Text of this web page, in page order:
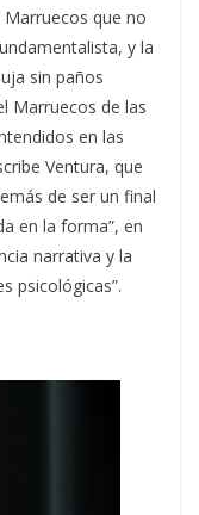
que no
y la
sin paños
Marruecos de las
en las
Ventura, que
de ser un final
en la forma”, en
narrativa y la
psicológicas”.